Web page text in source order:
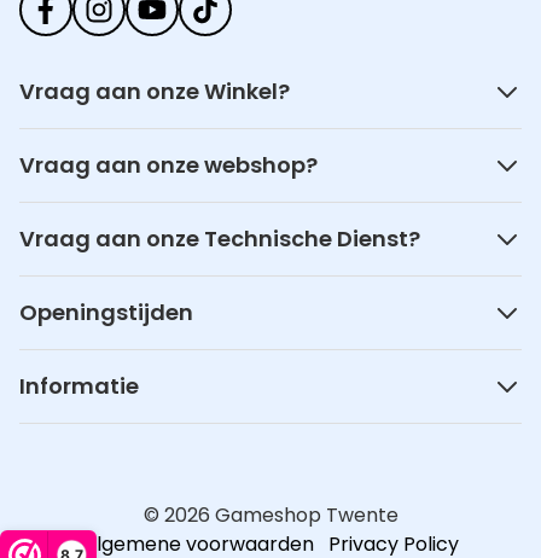
8,7
Vraag aan onze Winkel?
Vraag aan onze webshop?
Vraag aan onze Technische Dienst?
Openingstijden
Informatie
© 2026 Gameshop Twente
Algemene voorwaarden Privacy Policy